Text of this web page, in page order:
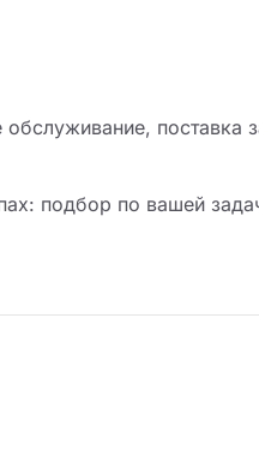
поставка
подбор по вашей